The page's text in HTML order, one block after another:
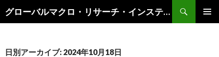
グローバルマクロ・リサーチ・インスティテュート
索
ン
日別アーカイブ: 2024年10月18日